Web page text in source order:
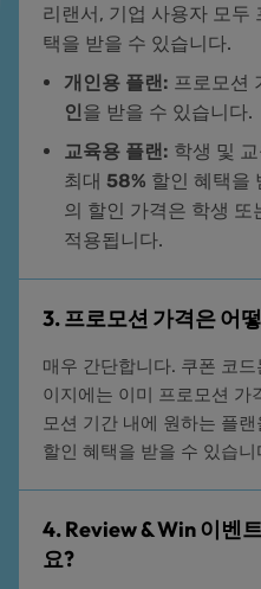
리랜서, 기업 사용자 모두
택을 받을 수 있습니다.
개인용 플랜: 프로모션
인을 받을 수 있습니다.
교육용 플랜: 학생 및
최대 58% 할인 혜택을
의 할인 가격은 학생 또
적용됩니다.
3. 프로모션 가격은 어
매우 간단합니다. 쿠폰 코
이지에는 이미 프로모션 가
모션 기간 내에 원하는 플
할인 혜택을 받을 수 있습니
4. Review & Win 이벤
요?